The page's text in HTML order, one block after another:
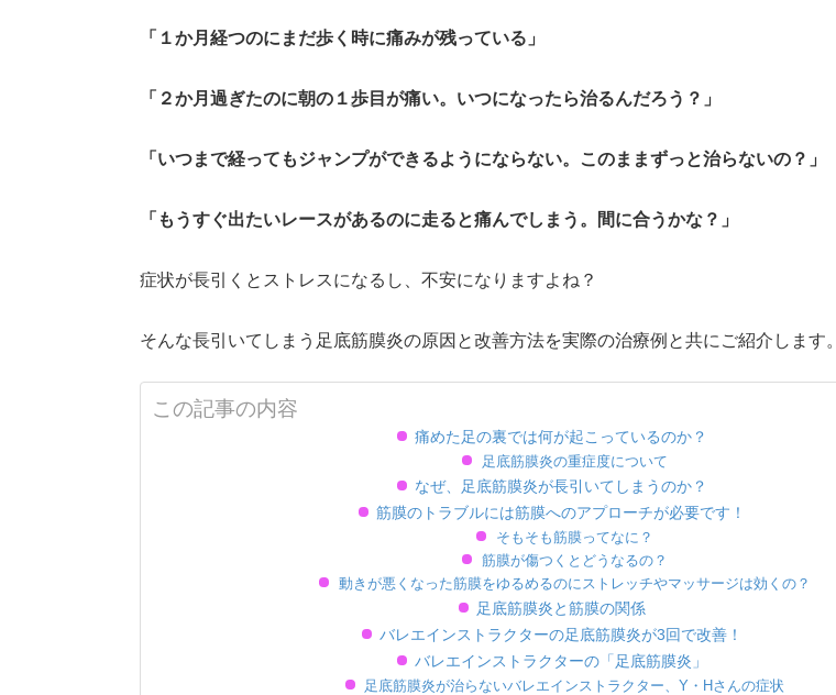
「１か月経つのにまだ歩く時に痛みが残っている」
「２か月過ぎたのに朝の１歩目が痛い。いつになったら治るんだろう？」
「いつまで経ってもジャンプができるようにならない。このままずっと治らないの？」
「もうすぐ出たいレースがあるのに走ると痛んでしまう。間に合うかな？」
症状が長引くとストレスになるし、不安になりますよね？
そんな長引いてしまう足底筋膜炎の原因と改善方法を実際の治療例と共にご紹介します。
この記事の内容
痛めた足の裏では何が起こっているのか？
足底筋膜炎の重症度について
なぜ、足底筋膜炎が長引いてしまうのか？
筋膜のトラブルには筋膜へのアプローチが必要です！
そもそも筋膜ってなに？
筋膜が傷つくとどうなるの？
動きが悪くなった筋膜をゆるめるのにストレッチやマッサージは効くの？
足底筋膜炎と筋膜の関係
バレエインストラクターの足底筋膜炎が3回で改善！
バレエインストラクターの「足底筋膜炎」
足底筋膜炎が治らないバレエインストラクター、Y・Hさんの症状